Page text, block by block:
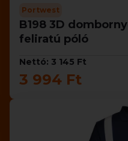
Portwest
B198 3D
feliratú póló
Nettó: 3 145 Ft
3 994 Ft